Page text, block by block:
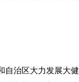
自治区大力发展大健